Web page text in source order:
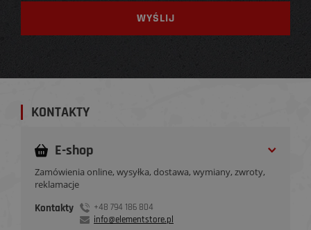
KONTAKTY
E-shop
Zamówienia online, wysyłka, dostawa, wymiany, zwroty,
reklamacje
Kontakty
+48 794 186 804
info@elementstore.pl